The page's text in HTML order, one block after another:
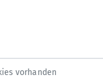
vorhanden